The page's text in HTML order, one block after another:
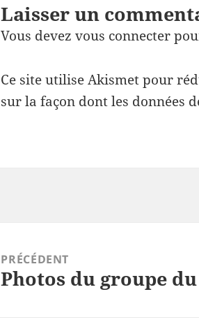
Laisser un
Vous devezvous connecter
Ce site utilise Akismet pour
sur la façon dont les données
PRÉCÉDENT
Article
Photos du groupe